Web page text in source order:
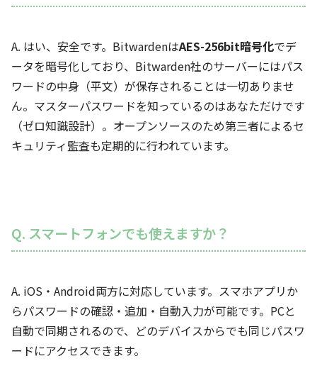
A. はい、安全です。BitwardenはAES-256bit暗号化でデ
ータを暗号化しており、Bitwarden社のサーバーにはパス
ワードの中身（平文）が保存されることは一切ありませ
ん。マスターパスワードを知っているのはあなただけです
（ゼロ知識設計）。オープンソースのため第三者によるセ
キュリティ監査も定期的に行われています。
Q. スマートフォンでも使えますか？
A. iOS・Android両方に対応しています。スマホアプリか
らパスワードの確認・追加・自動入力が可能です。PCと
自動で同期されるので、どのデバイスからでも同じパスワ
ードにアクセスできます。